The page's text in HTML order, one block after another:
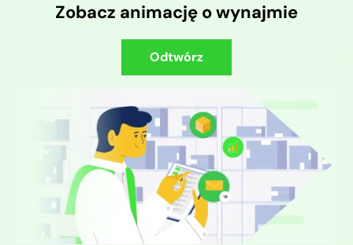
Zobacz animację o wynajmie
Odtwórz